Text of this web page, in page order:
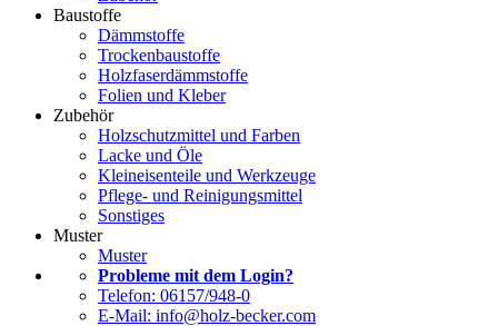
Baustoffe
Dämmstoffe
Trockenbaustoffe
Holzfaserdämmstoffe
Folien und Kleber
Zubehör
Holzschutzmittel und Farben
Lacke und Öle
Kleineisenteile und Werkzeuge
Pflege- und Reinigungsmittel
Sonstiges
Muster
Muster
Probleme mit dem Login?
Telefon: 06157/948-0
E-Mail: info@holz-becker.com